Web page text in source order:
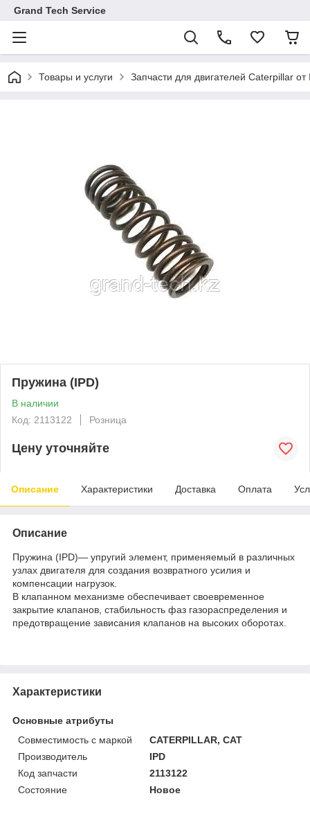
Grand Tech Service
Товары и услуги Запчасти для двигателей Caterpillar от
Пружина (IPD)
В наличии
Код: 2113122
Розница
Цену уточняйте
Описание Характеристики Доставка Оплата
Описание
Пружина (IPD)— упругий элемент, применяемый в различных
узлах двигателя для создания возвратного усилия и
компенсации нагрузок.
В клапанном механизме обеспечивает своевременное
закрытие клапанов, стабильность фаз газораспределения и
предотвращение зависания клапанов на высоких оборотах.
Характеристики
Основные атрибуты
Совместимость с маркой
CATERPILLAR, CAT
Производитель
IPD
Код запчасти
2113122
Состояние
Новое